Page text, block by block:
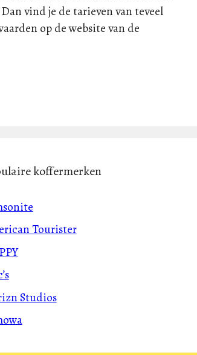
vind je de tarieven van teveel
op de website van de
koffermerken
Tourister
Studios